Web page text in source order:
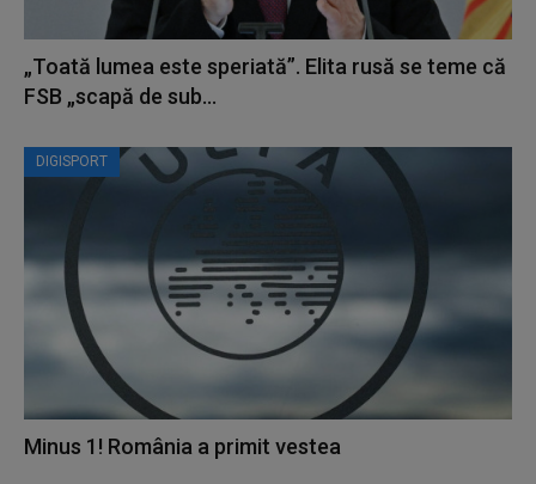
„Toată lumea este speriată”. Elita rusă se teme că
FSB „scapă de sub...
DIGISPORT
Minus 1! România a primit vestea